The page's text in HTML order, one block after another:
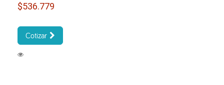
$536.779
Cotizar